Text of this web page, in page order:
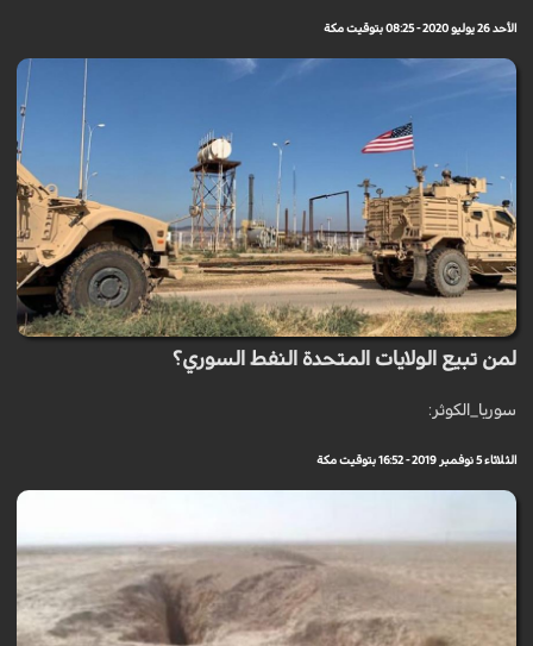
الأحد 26 يوليو 2020 - 08:25 بتوقيت مكة
لمن تبيع الولايات المتحدة النفط السوري؟
سوريا_الكوثر:
الثلاثاء 5 نوفمبر 2019 - 16:52 بتوقيت مكة